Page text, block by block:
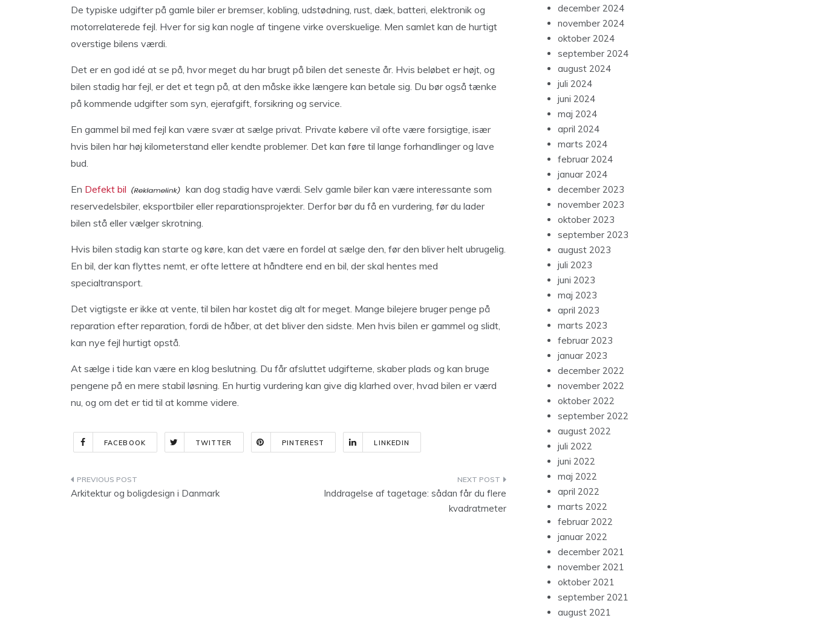
De typiske udgifter på gamle biler er bremser, kobling, udstødning, rust, dæk, batteri, elektronik og
motorrelaterede fejl. Hver for sig kan nogle af tingene virke overskuelige. Men samlet kan de hurtigt
overstige bilens værdi.
Det er en god idé at se på, hvor meget du har brugt på bilen det seneste år. Hvis beløbet er højt, og
bilen stadig har fejl, er det et tegn på, at den måske ikke længere kan betale sig. Du bør også tænke
på kommende udgifter som syn, ejerafgift, forsikring og service.
En gammel bil med fejl kan være svær at sælge privat. Private købere vil ofte være forsigtige, især
hvis bilen har høj kilometerstand eller kendte problemer. Det kan føre til lange forhandlinger og lave
bud.
En Defekt bil
kan dog stadig have værdi. Selv gamle biler kan være interessante som
reservedelsbiler, eksportbiler eller reparationsprojekter. Derfor bør du få en vurdering, før du lader
bilen stå eller vælger skrotning.
Hvis bilen stadig kan starte og køre, kan det være en fordel at sælge den, før den bliver helt ubrugelig.
En bil, der kan flyttes nemt, er ofte lettere at håndtere end en bil, der skal hentes med
specialtransport.
Det vigtigste er ikke at vente, til bilen har kostet dig alt for meget. Mange bilejere bruger penge på
reparation efter reparation, fordi de håber, at det bliver den sidste. Men hvis bilen er gammel og slidt,
kan nye fejl hurtigt opstå.
At sælge i tide kan være en klog beslutning. Du får afsluttet udgifterne, skaber plads og kan bruge
pengene på en mere stabil løsning. En hurtig vurdering kan give dig klarhed over, hvad bilen er værd
nu, og om det er tid til at komme videre.
FACEBOOK TWITTER PINTEREST LINKEDIN
Indlægsnavigation
Arkitektur og boligdesign i Danmark
Inddragelse af tagetage: sådan får du flere
kvadratmeter
december 2024
november 2024
oktober 2024
september 2024
august 2024
juli 2024
juni 2024
maj 2024
april 2024
marts 2024
februar 2024
januar 2024
december 2023
november 2023
oktober 2023
september 2023
august 2023
juli 2023
juni 2023
maj 2023
april 2023
marts 2023
februar 2023
januar 2023
december 2022
november 2022
oktober 2022
september 2022
august 2022
juli 2022
juni 2022
maj 2022
april 2022
marts 2022
februar 2022
januar 2022
december 2021
november 2021
oktober 2021
september 2021
august 2021